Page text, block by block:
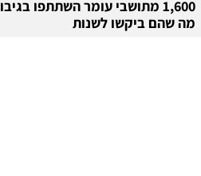
1,600 מתושבי עומר השתתפו
מה שהם ביקשו לשנות